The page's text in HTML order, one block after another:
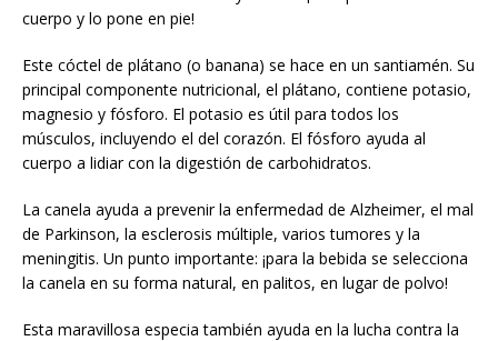
cuerpo y lo pone en pie!
Este cóctel de plátano (o banana) se hace en un santiamén. Su
principal componente nutricional, el plátano, contiene potasio,
magnesio y fósforo. El potasio es útil para todos los
músculos, incluyendo el del corazón. El fósforo ayuda al
cuerpo a lidiar con la digestión de carbohidratos.
La canela ayuda a prevenir la enfermedad de Alzheimer, el mal
de Parkinson, la esclerosis múltiple, varios tumores y la
meningitis. Un punto importante: ¡para la bebida se selecciona
la canela en su forma natural, en palitos, en lugar de polvo!
Esta maravillosa especia también ayuda en la lucha contra la